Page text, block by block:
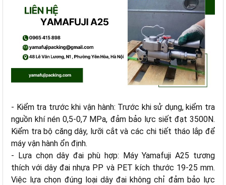
- Kiểm tra trước khi vận hành: Trước khi sử dụng, kiểm tra
nguồn khí nén 0,5-0,7 MPa, đảm bảo lực siết đạt 3500N.
Kiểm tra bộ căng dây, lưỡi cắt và các chi tiết tháo lắp để
máy vận hành ổn định.
- Lựa chọn dây đai phù hợp: Máy Yamafuji A25 tương
thích với dây đai nhựa PP và PET kích thước 19-25 mm.
Việc lựa chọn đúng loại dây đai không chỉ đảm bảo lực